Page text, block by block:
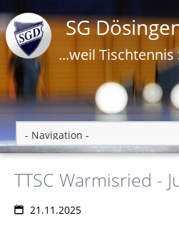
SG
...weil
TTSC Warmisried -
21.11.2025